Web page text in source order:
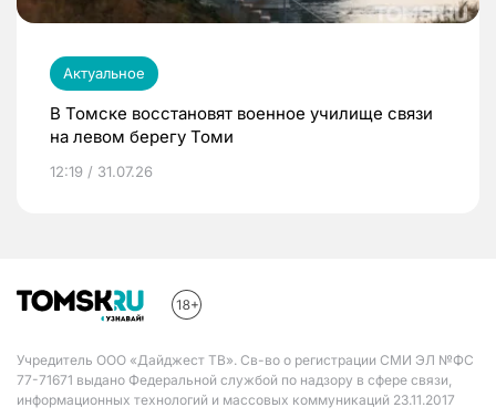
Актуальное
В Томске восстановят военное училище связи
на левом берегу Томи
12:19 / 31.07.26
Учредитель ООО «Дайджест ТВ». Св-во о регистрации СМИ ЭЛ №ФС
77-71671 выдано Федеральной службой по надзору в сфере связи,
информационных технологий и массовых коммуникаций 23.11.2017